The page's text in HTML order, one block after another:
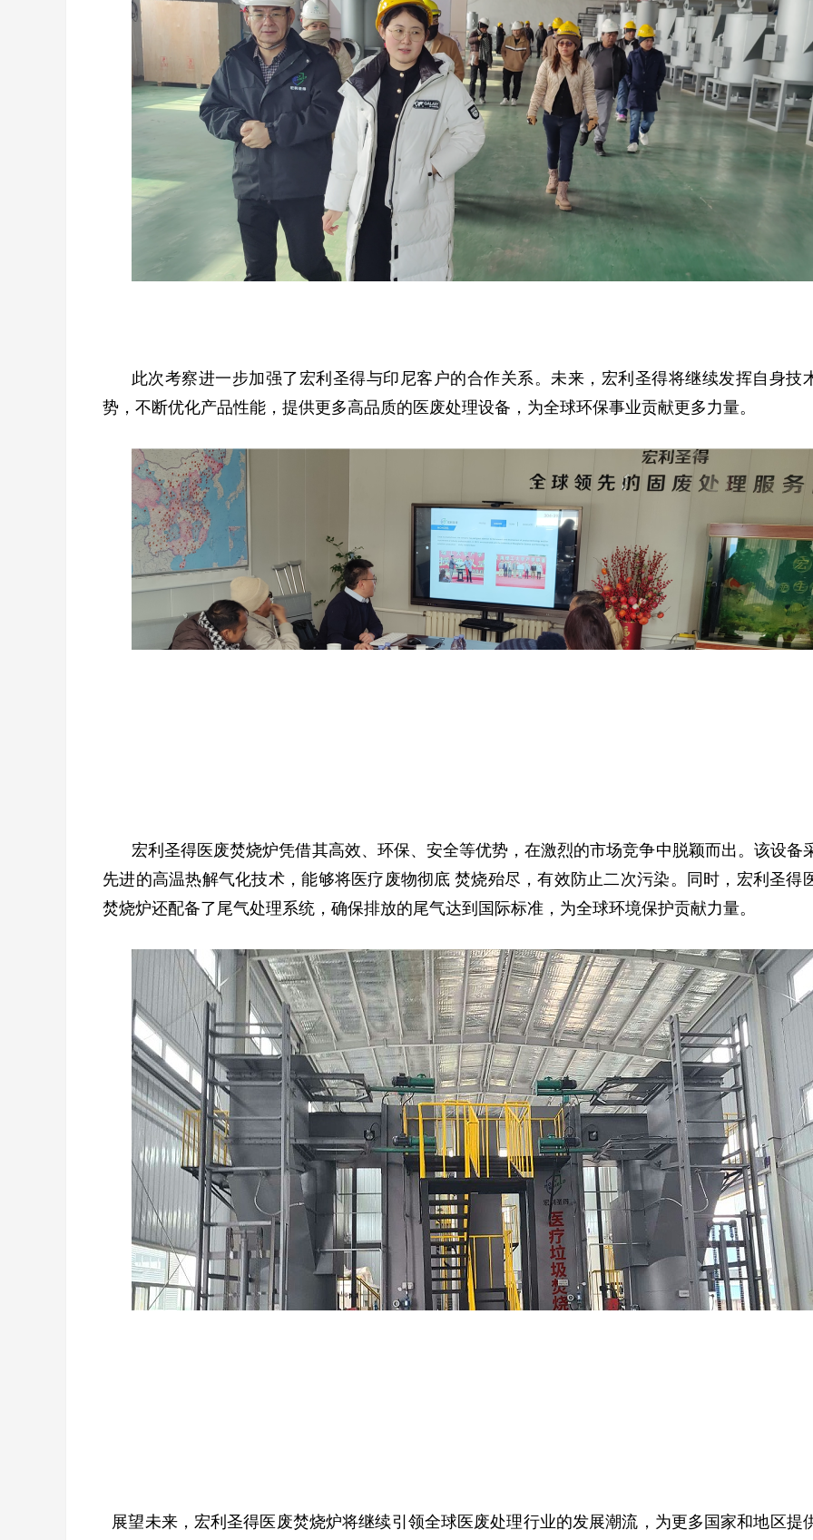
此次考察进一步加强了宏利圣得与印尼客户的合作关系。未来，宏利圣得将继续发挥自身技
势，不断优化产品性能，提供更多高品质的医废处理设备，为全球环保事业贡献更多力量。
宏利圣得医废焚烧炉凭借其高效、环保、安全等优势，在激烈的市场竞争中脱颖而出。该设备
先进的高温热解气化技术，能够将医疗废物彻底 焚烧殆尽 ，有效防止二次污染。同时，宏利圣得
焚烧炉还配备了尾气处理系统，确保排放的尾气达到国际标准，为全球环境保护贡献力量。
展望未来，宏利圣得医废焚烧炉将继续引领全球医废处理行业的发展潮流，为更多国家和地区提